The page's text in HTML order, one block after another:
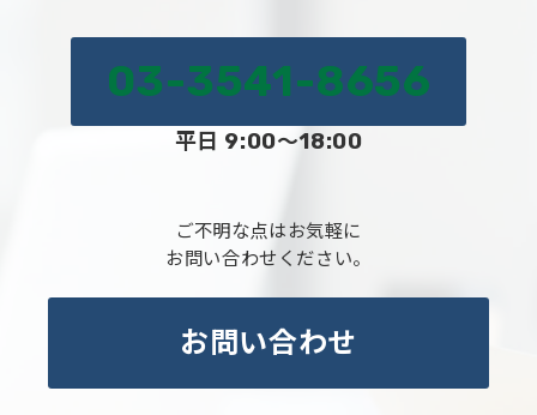
03-3541-8656
平日 9:00～18:00
ご不明な点はお気軽に
お問い合わせください。
お問い合わせ